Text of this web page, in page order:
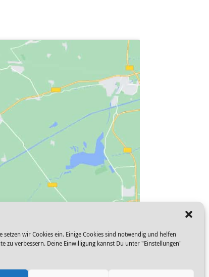
setzen wir Cookies ein. Einige Cookies sind notwendig und helfen
zu verbessern. Deine Einwilligung kannst Du unter "Einstellungen"